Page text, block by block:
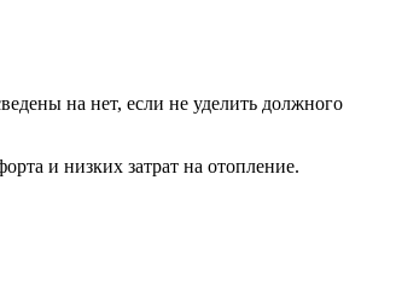
на нет, если не уделить должного
и низких затрат на отопление.